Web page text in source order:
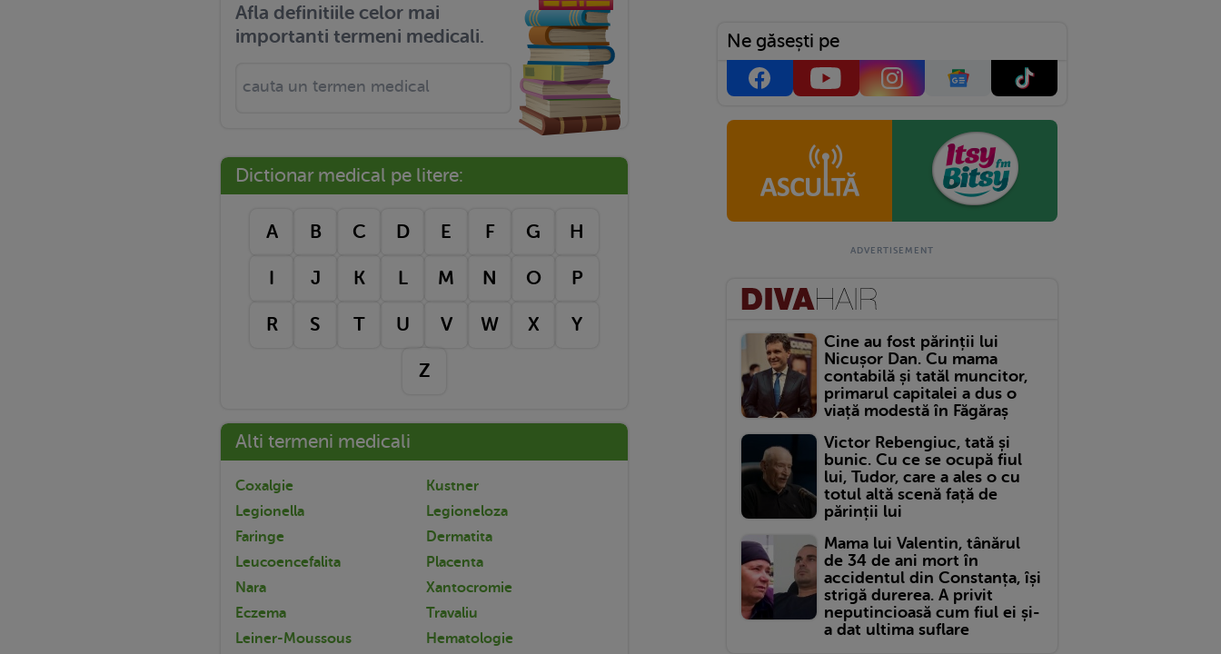
Afla definitiile celor mai
importanti termeni medicali.
Dictionar medical pe litere:
A B C D E F G H
I J K L M N O P
R S T U V W X Y
Z
Alti termeni medicali
Coxalgie
Kustner
Legionella
Legioneloza
Faringe
Dermatita
Leucoencefalita
Placenta
Nara
Xantocromie
Eczema
Travaliu
Leiner-Moussous
Hematologie
Ne găsești pe
Cine au fost părinții lui
Nicușor Dan. Cu mama
contabilă și tatăl muncitor,
primarul capitalei a dus o
viață modestă în Făgăraș
Victor Rebengiuc, tată și
bunic. Cu ce se ocupă fiul
lui, Tudor, care a ales o cu
totul altă scenă față de
părinții lui
Mama lui Valentin, tânărul
de 34 de ani mort în
accidentul din Constanța, își
strigă durerea. A privit
neputincioasă cum fiul ei și-
a dat ultima suflare